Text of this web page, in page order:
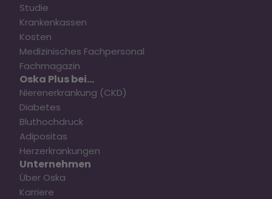
Studie
Krankenkassen
Kosten
Medizinisches Fachpersonal
Fachmagazin
Oska Plus bei...
Nierenerkrankung (CKD)
Diabetes
Bluthochdruck
Adipositas
Herzerkrankungen
Unternehmen
Über Oska
Karriere